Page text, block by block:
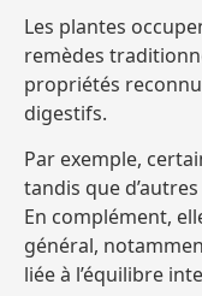
Les plantes
remèdes
propriétés
digestifs.
Par exemple,
tandis que
En complément,
général,
liée à l’équilibre